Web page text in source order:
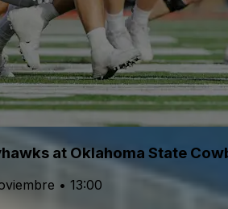
at Oklahoma State
• 13:00